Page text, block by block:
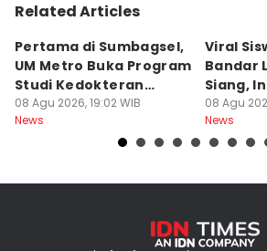
Related Articles
Pertama di Sumbagsel,
UM Metro Buka Program
Studi Kedokteran
Hewan
08 Agu 2026, 19:02 WIB
News
Viral
Bandar
Siang,
Sekolah
08 Agu
News